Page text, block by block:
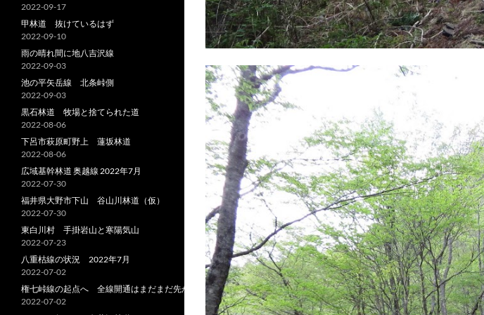
2022-09-17
甲林道 抜けているはず
2022-09-10
雨の晴れ間に地八吉沢線
2022-09-03
池の平矢岳線 北条峠側
2022-09-03
黒石林道 牧場と捨てられた道
2022-08-06
下呂市萩原町野上 蓮坂林道
2022-08-06
広域基幹林道 奥越線 2022年7月
2022-07-30
福井県大野市下山 谷山川林道（仮）
2022-07-30
東白川村 手掛岩山と寒陽気山
2022-07-23
八重枯線の状況 2022年7月
2022-07-02
権七峠線の起点へ 全線開通はまだまだ先か
2022-07-02